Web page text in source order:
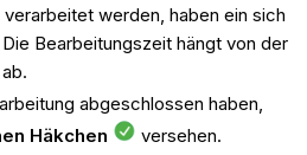
werden, haben ein sich
Bearbeitungszeit hängt von der
abgeschlossen haben,
Häkchen versehen.